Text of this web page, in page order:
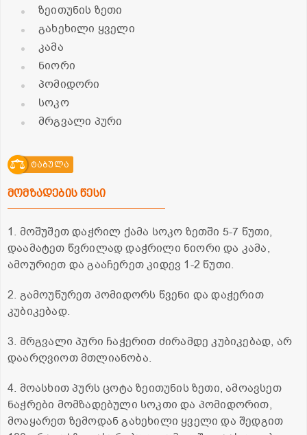
ზეითუნის ზეთი
გახეხილი ყველი
კამა
ნიორი
პომიდორი
სოკო
მრგვალი პური
ტაბულა
მომზადების წესი
1. მოშუშეთ დაჭრილ ქამა სოკო ზეთში 5-7 წუთი,
დაამატეთ წვრილად დაჭრილი ნიორი და კამა,
ამოურიეთ და გააჩერეთ კიდევ 1-2 წუთი.
2. გამოუწურეთ პომიდორს წვენი და დაჭერით
კუბიკებად.
3. მრგვალი პური ჩაჭერით ძირამდე კუბიკებად, არ
დაარღვიოთ მთლიანობა.
4. მოასხით პურს ცოტა ზეითუნის ზეთი, ამოავსეთ
ნაჭრები მომზადებული სოკთი და პომიდორით,
მოაყარეთ ზემოდან გახეხილი ყველი და შედგით